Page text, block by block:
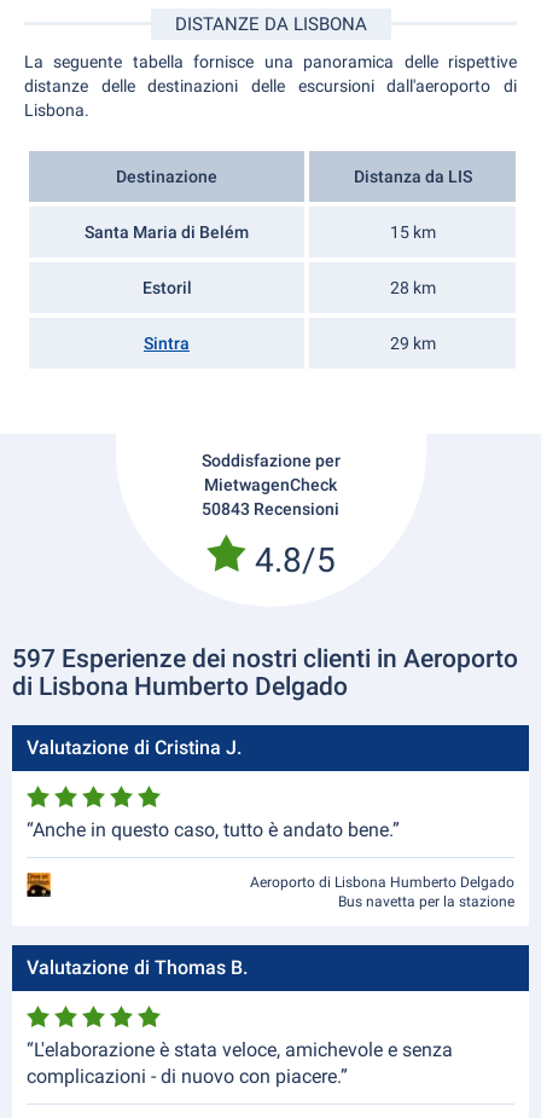
DISTANZE DA LISBONA
La seguente tabella fornisce una panoramica delle rispettive
distanze delle destinazioni delle escursioni dall'aeroporto di
Lisbona.
Destinazione Distanza da LIS
Santa Maria di Belém 15 km
Estoril 28 km
Sintra 29 km
Soddisfazione per
MietwagenCheck
50843 Recensioni
4.8/5
597 Esperienze dei nostri clienti in Aeroporto
di Lisbona Humberto Delgado
Valutazione di Cristina J.
“Anche in questo caso, tutto è andato bene.”
Aeroporto di Lisbona Humberto Delgado
Bus navetta per la stazione
Valutazione di Thomas B.
“L'elaborazione è stata veloce, amichevole e senza
complicazioni - di nuovo con piacere.”